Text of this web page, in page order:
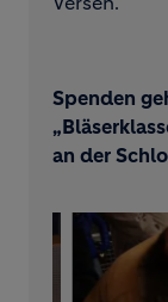
Spenden
an der